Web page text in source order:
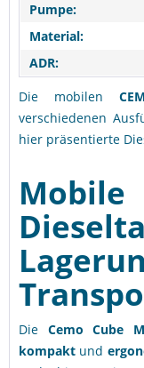
Pumpe:
Material:
ADR:
Die mobilen
verschiedenen
hier präsentierte
Mobile
Die Cemo Cube
kompakt und